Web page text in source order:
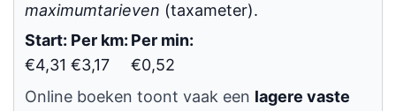
maximumtarieven (taxameter).
Start:
€4,31
Per km:
€3,17
Per min:
€0,52
Online boeken toont vaak een lagere vaste